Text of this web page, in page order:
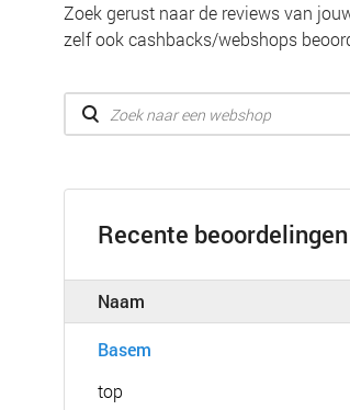
Zoek gerust naar de reviews van
zelf ook cashbacks/webshops
Recente beoordelingen
Naam
Basem
top